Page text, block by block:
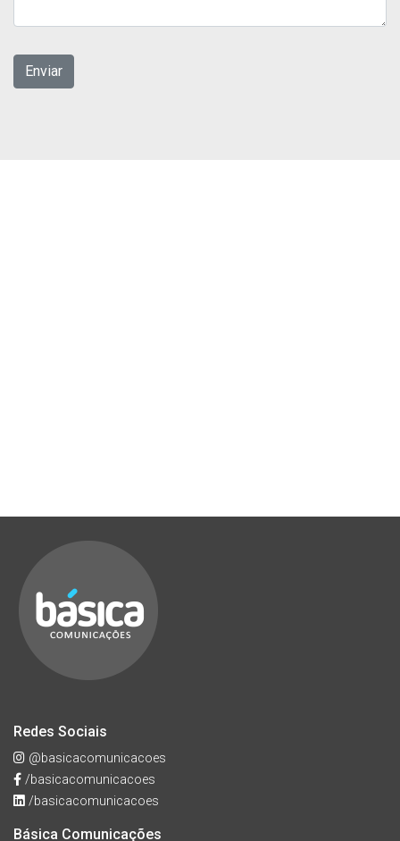
Redes Sociais
@basicacomunicacoes
/basicacomunicacoes
/basicacomunicacoes
Básica Comunicações